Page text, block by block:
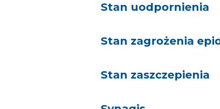
Stan uodpornienia
Stan zagrożenia
Stan zaszczepienia